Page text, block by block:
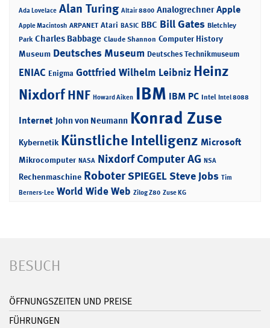
Ada Lovelace Alan Turing Altair 8800 Analogrechner Apple
Apple Macintosh ARPANET Atari BASIC BBC Bill Gates Bletchley
Park Charles Babbage Claude Shannon Computer History
Museum Deutsches Museum Deutsches Technikmuseum
ENIAC Enigma Gottfried Wilhelm Leibniz Heinz
NixdorfHNF Howard Aiken IBM IBM PC Intel Intel 8088
Internet John von Neumann Konrad Zuse
Kybernetik Künstliche Intelligenz Microsoft
Mikrocomputer NASA Nixdorf Computer AG NSA
Rechenmaschine RoboterSPIEGELSteve Jobs Tim
Berners-Lee World Wide Web Zilog Z80 Zuse KG
BESUCH
ÖFFNUNGSZEITEN UND PREISE
FÜHRUNGEN